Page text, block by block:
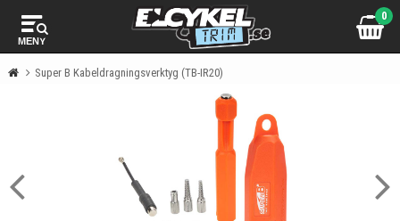
MENY
0
Super B Kabeldragningsverktyg (TB-IR20)